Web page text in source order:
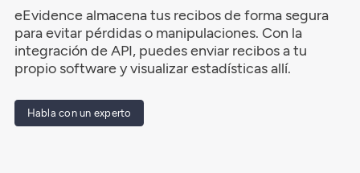
eEvidence almacena tus recibos de forma segura
para evitar pérdidas o manipulaciones. Con la
integración de API, puedes enviar recibos a tu
propio software y visualizar estadísticas allí.
Habla con un experto